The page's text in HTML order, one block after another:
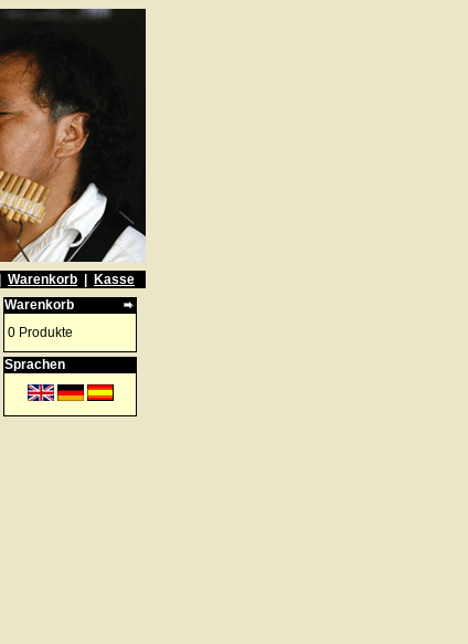
Warenkorb
Kasse
Warenkorb
0 Produkte
Sprachen